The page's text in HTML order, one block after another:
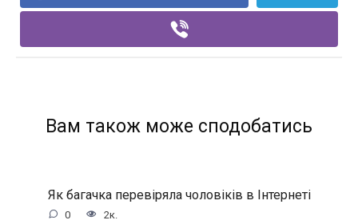
Вам також може сподобатись
Як багачка перевіряла чоловіків в Інтернеті
0 2к.